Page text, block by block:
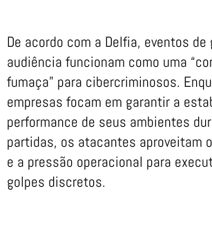
De acordo com a Delfia, eventos de
audiência funcionam como uma
fumaça” para cibercriminosos.
empresas focam em garantir a
performance de seus ambientes
partidas, os atacantes aproveitam
e a pressão operacional para
golpes discretos.